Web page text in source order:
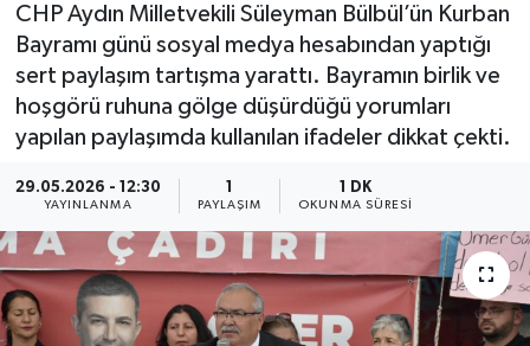
CHP Aydın Milletvekili Süleyman Bülbül’ün Kurban
Bayramı günü sosyal medya hesabından yaptığı
sert paylaşım tartışma yarattı. Bayramın birlik ve
hoşgörü ruhuna gölge düşürdüğü yorumları
yapılan paylaşımda kullanılan ifadeler dikkat çekti.
29.05.2026 - 12:30
YAYINLANMA PAYLAŞIM
1 DK
OKUNMA SÜRESI
Yaşam
Eğitim
Kültür Sanat
Süper Lig Puan Durumu ve Fikstür
Tüm Manşetler
Son Dakika Haberleri